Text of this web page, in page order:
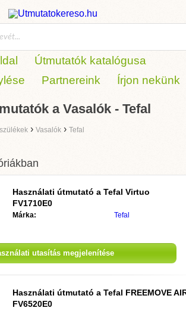
Útmutatók katalógusa
Partnereink Írjon nekünk
a Vasalók - Tefal
› Vasalók › Tefal
Használati útmutató a Tefal Virtuo
FV1710E0
Márka: Tefal
utasítás megjelenítése
Használati útmutató a Tefal FREEMOVE
FV6520E0